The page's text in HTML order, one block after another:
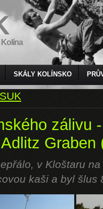
Kolína
SKÁLY KOLÍNSKO
zálivu
Graben
v Kloštaru
kaši a byl šlus